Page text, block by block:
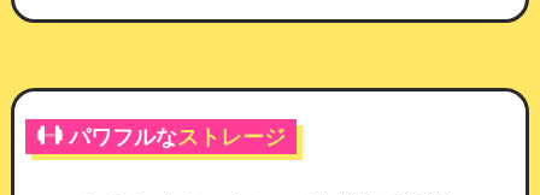
会員のマイページ。登録したアイテムが必要ポイントと
パワフルなストレージ